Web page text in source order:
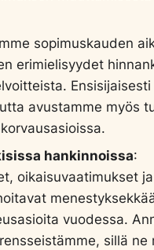
sopimuskauden
erimielisyydet
Ensisijaisesti
avustamme myös
hankinnoissa:
oikaisuvaatimukset
vuodessa.
sillä ne